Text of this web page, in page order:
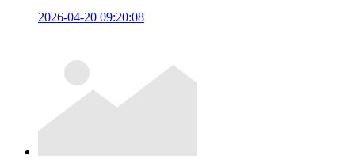
2026-04-20 09:20:08